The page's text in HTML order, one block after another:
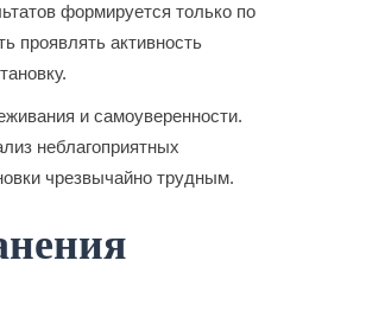
формируется только по
проявлять активность
и самоуверенности.
неблагоприятных
чрезвычайно трудным.